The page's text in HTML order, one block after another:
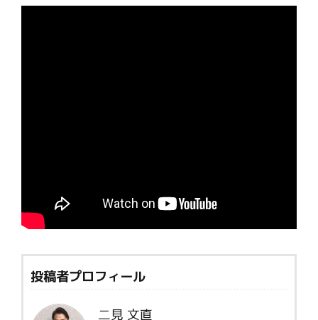
投稿者プロフィール
二見 文直